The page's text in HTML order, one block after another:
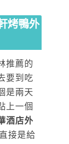
烤鴨外
推薦的
要到吃
是兩天
上一個
酒店外
接是給